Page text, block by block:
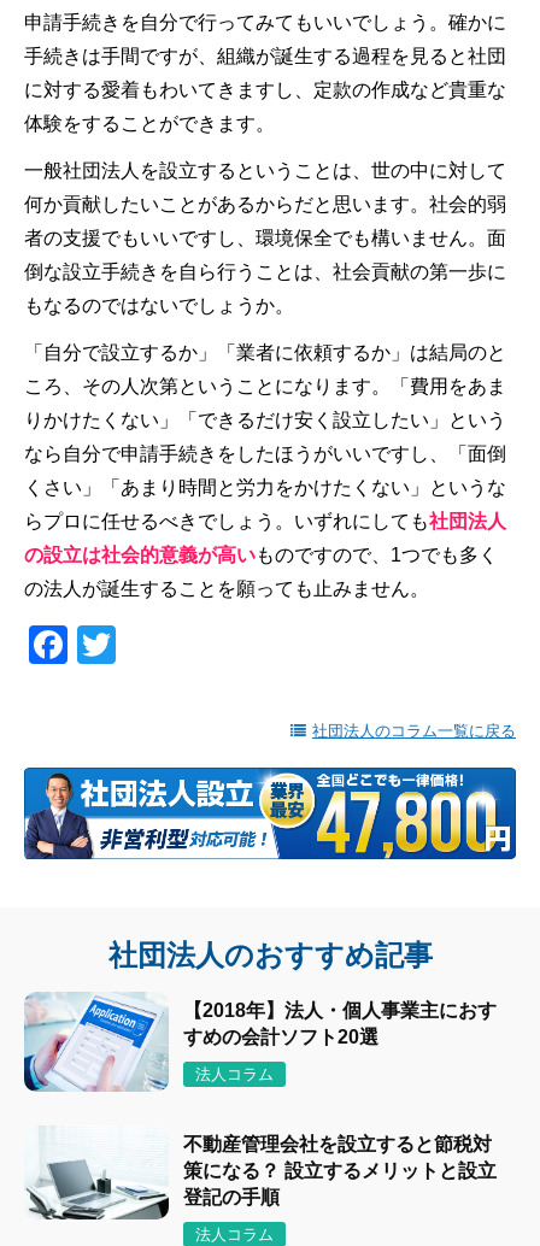
申請手続きを自分で行ってみてもいいでしょう。確かに
手続きは手間ですが、組織が誕生する過程を見ると社団
に対する愛着もわいてきますし、定款の作成など貴重な
体験をすることができます。
一般社団法人を設立するということは、世の中に対して
何か貢献したいことがあるからだと思います。社会的弱
者の支援でもいいですし、環境保全でも構いません。面
倒な設立手続きを自ら行うことは、社会貢献の第一歩に
もなるのではないでしょうか。
「自分で設立するか」「業者に依頼するか」は結局のと
ころ、その人次第ということになります。「費用をあま
りかけたくない」「できるだけ安く設立したい」という
なら自分で申請手続きをしたほうがいいですし、「面倒
くさい」「あまり時間と労力をかけたくない」というな
らプロに任せるべきでしょう。いずれにしても社団法人
の設立は社会的意義が高いものですので、1つでも多く
の法人が誕生することを願っても止みません。
Facebook
社団法人のコラム一覧に戻る
社団法人のおすすめ記事
【2018年】法人・個人事業主におす
すめの会計ソフト20選
法人コラム
不動産管理会社を設立すると節税対
策になる？ 設立するメリットと設立
登記の手順
法人コラム